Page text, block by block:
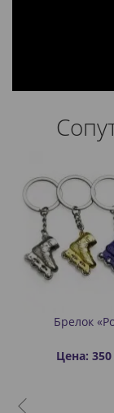
Брелок
Цена: